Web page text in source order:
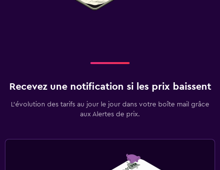
Recevez une notification si les prix baissent
L’évolution des tarifs au jour le jour dans votre boîte mail grâce
aux Alertes de prix.